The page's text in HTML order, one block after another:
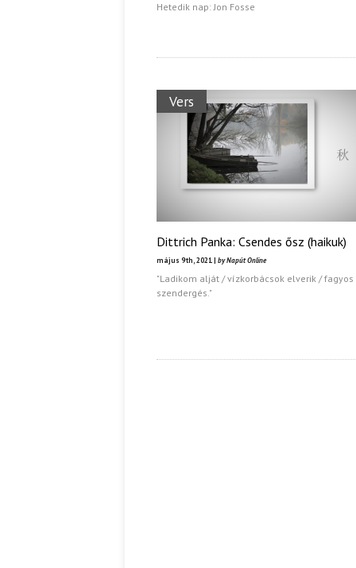
Hetedik nap: Jon Fosse
Vers
Dittrich Panka: Csendes ősz (haikuk)
május 9th, 2021 | by Napút Online
"Ladikom alját / vízkorbácsok elverik / fagyos
szendergés."